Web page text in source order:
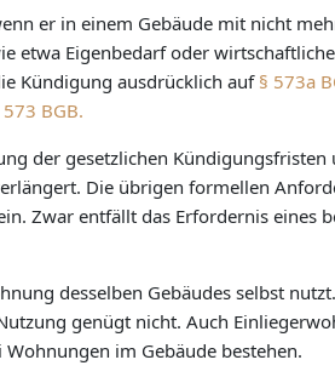
er in einem Gebäude mit nicht
etwa Eigenbedarf oder wirtschaftliche
Kündigung ausdrücklich auf § 573a
573 BGB.
der gesetzlichen Kündigungsfristen
Die übrigen formellen
Zwar entfällt das Erfordernis eines
desselben Gebäudes selbst
genügt nicht. Auch
im Gebäude bestehen.